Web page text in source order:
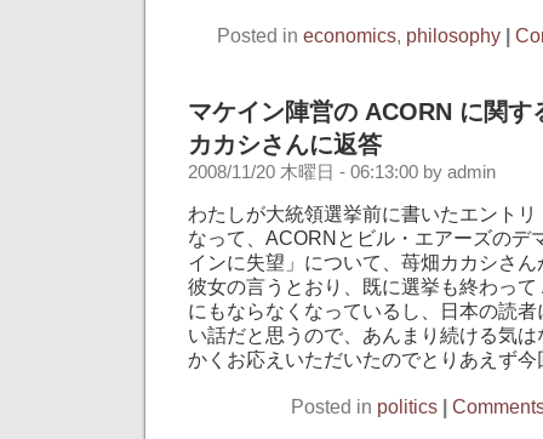
Posted in economics, philosophy |
マケイン陣営の ACORN に関す
カカシさんに返答
2008/11/20 木曜日 - 06:13:00 by admin
わたしが大統領選挙前に書いたエント
なって、ACORNとビル・エアーズのデ
インに失望」について、苺畑カカシさ
彼女の言うとおり、既に選挙も終わっ
にもならなくなっているし、日本の読
い話だと思うので、あんまり続ける気
かくお応えいただいたのでとりあえず
Posted in politics